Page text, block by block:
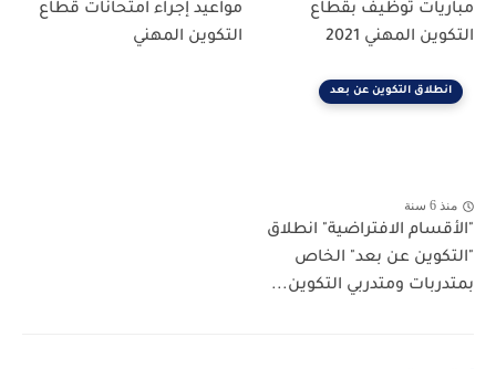
مباريات توظيف بقطاع
التكوين المهني 2021
مواعيد إجراء امتحانات قطاع
التكوين المهني
انطلاق التكوين عن بعد
منذ 6 سنة
"الأقسام الافتراضية" انطلاق
"التكوين عن بعد" الخاص
بمتدربات ومتدربي التكوين...